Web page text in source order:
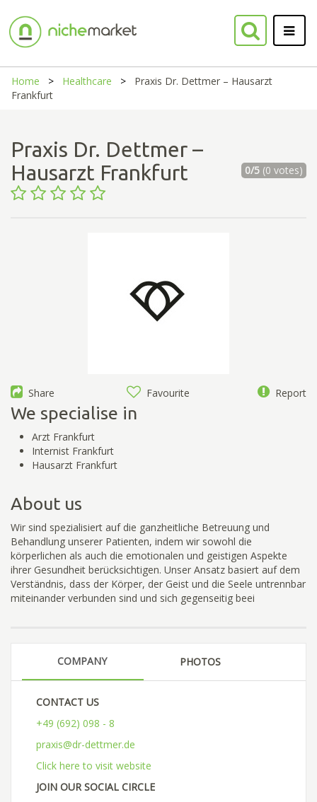
Home Healthcare
Praxis Dr. Dettmer – Hausarzt
Frankfurt
Praxis Dr. Dettmer –
Hausarzt Frankfurt
0/5(0 votes)
Share Favourite Report
We specialise in
Arzt Frankfurt
Internist Frankfurt
Hausarzt Frankfurt
About us
Wir sind spezialisiert auf die ganzheitliche Betreuung und
Behandlung unserer Patienten, indem wir sowohl die
körperlichen als auch die emotionalen und geistigen Aspekte
ihrer Gesundheit berücksichtigen. Unser Ansatz basiert auf dem
Verständnis, dass der Körper, der Geist und die Seele untrennbar
miteinander verbunden sind und sich gegenseitig beei
COMPANY PHOTOS
CONTACT US
+49 (692) 098 - 8
praxis@dr-dettmer.de
Click here to visit website
JOIN OUR SOCIAL CIRCLE